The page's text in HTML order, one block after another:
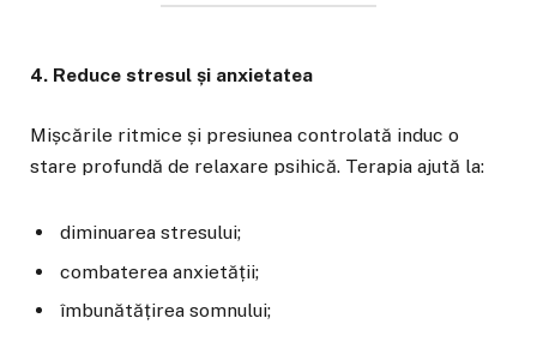
4. Reduce stresul și anxietatea
Mișcările ritmice și presiunea controlată induc o
stare profundă de relaxare psihică. Terapia ajută la:
diminuarea stresului;
combaterea anxietății;
îmbunătățirea somnului;